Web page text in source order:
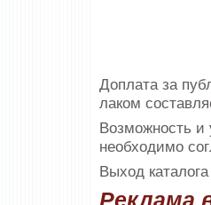
Доплата за
лаком
Возможность
необходимо
Выход
Реклама